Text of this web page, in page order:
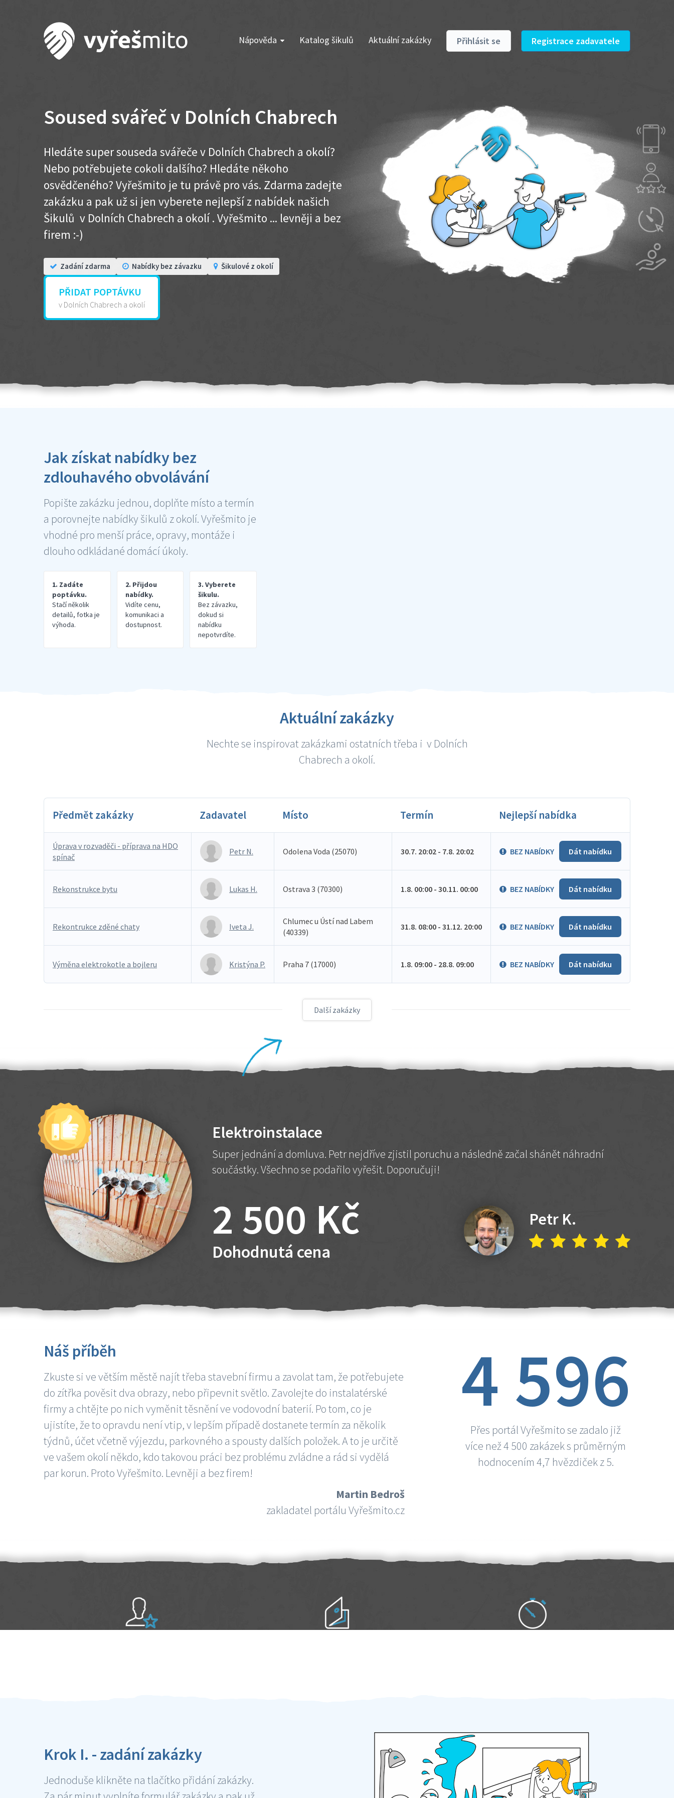
Nápověda Katalog šikulů Aktuální zakázky Přihlásit se Registrace zadavatele
Soused svářeč v Dolních Chabrech
Hledáte super souseda svářeče v Dolních Chabrech a okolí?
Nebo potřebujete cokoli dalšího? Hledáte někoho
osvědčeného? Vyřešmito je tu právě pro vás. Zdarma zadejte
zakázku a pak už si jen vyberete nejlepší z nabídek našich
Šikulů v Dolních Chabrech a okolí . Vyřešmito ... levněji a bez
firem :-)
Zadání zdarma Nabídky bez závazku Šikulové z okolí
PŘIDAT POPTÁVKU
v Dolních Chabrech a okolí
Jak získat nabídky bez
zdlouhavého obvolávání
Popište zakázku jednou, doplňte místo a termín
a porovnejte nabídky šikulů z okolí. Vyřešmito je
vhodné pro menší práce, opravy, montáže i
dlouho odkládané domácí úkoly.
1. Zadáte
poptávku.
Stačí několik
detailů, fotka je
výhoda.
2. Přijdou
nabídky.
Vidíte cenu,
komunikaci a
dostupnost.
3. Vyberete
šikulu.
Bez závazku,
dokud si
nabídku
nepotvrdíte.
Aktuální zakázky
Nechte se inspirovat zakázkami ostatních třeba i v Dolních
Chabrech a okolí.
Předmět zakázky Zadavatel Místo Termín Nejlepší nabídka
Úprava v rozvaděči - příprava na HDO
spínač
Petr N. Odolena Voda (25070) 30.7. 20:02 - 7.8. 20:02 BEZ NABÍDKY Dát nabídku
Rekonstrukce bytu Lukas H. Ostrava 3 (70300) 1.8. 00:00 - 30.11. 00:00 BEZ NABÍDKY Dát nabídku
Rekontrukce zděné chaty Iveta J.
Chlumec u Ústí nad Labem
(40339)
31.8. 08:00 - 31.12. 20:00 BEZ NABÍDKY Dát nabídku
Výměna elektrokotle a bojleru Kristýna P. Praha 7 (17000) 1.8. 09:00 - 28.8. 09:00 BEZ NABÍDKY Dát nabídku
Další zakázky
Elektroinstalace
Super jednání a domluva. Petr nejdříve zjistil poruchu a následně začal shánět náhradní
součástky. Všechno se podařilo vyřešit. Doporučuji!
2 500 Kč
Dohodnutá cena
Petr K.
Náš příběh
Zkuste si ve větším městě najít třeba stavební firmu a zavolat tam, že potřebujete
do zítřka pověsit dva obrazy, nebo připevnit světlo. Zavolejte do instalatérské
firmy a chtějte po nich vyměnit těsnění ve vodovodní baterií. Po tom, co je
ujistíte, že to opravdu není vtip, v lepším případě dostanete termín za několik
týdnů, účet včetně výjezdu, parkovného a spousty dalších položek. A to je určitě
ve vašem okolí někdo, kdo takovou práci bez problému zvládne a rád si vydělá
par korun. Proto Vyřešmito. Levněji a bez firem!
Martin Bedroš
zakladatel portálu Vyřešmito.cz
4 596
Přes portál Vyřešmito se zadalo již
více než 4 500 zakázek s průměrným
hodnocením 4,7 hvězdiček z 5.
Krok I. - zadání zakázky
Jednoduše klikněte na tlačítko přidání zakázky.